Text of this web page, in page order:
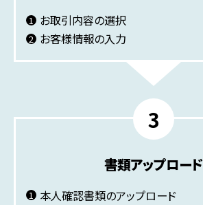
お取引内容の選択
お客様情報の入力
書類アップロード
本人確認書類のアップロード